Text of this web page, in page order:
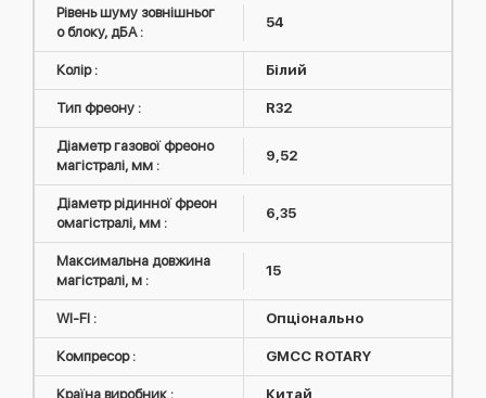
Рівень шуму зовнішньог
о блоку, дБА :
54
Колір : Білий
Тип фреону : R32
Діаметр газової фреоно
магістралі, мм :
9,52
Діаметр рідинної фреон
омагістралі, мм :
6,35
Максимальна довжина
магістралі, м :
15
WI-FI : Опціонально
Компресор : GMCC ROTARY
Країна виробник : Китай